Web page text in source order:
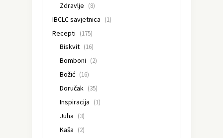
Zdravlje (8)
IBCLC savjetnica (1)
Recepti (175)
Biskvit (16)
Bomboni (2)
Božić (16)
Doručak (35)
Inspiracija (1)
Juha (3)
Kaša (2)